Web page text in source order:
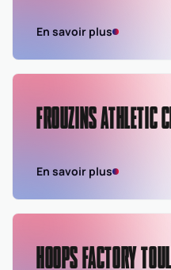
En savoir plus
FROUZINS ATHLETIC
En savoir plus
HOOPS FACTORY